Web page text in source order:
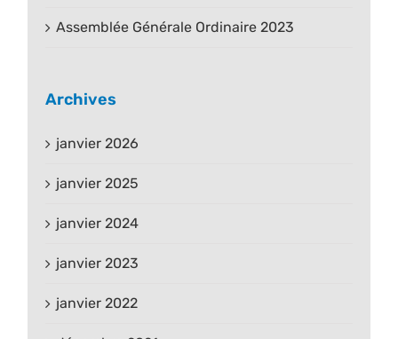
Assemblée Générale Ordinaire 2023
Archives
janvier 2026
janvier 2025
janvier 2024
janvier 2023
janvier 2022